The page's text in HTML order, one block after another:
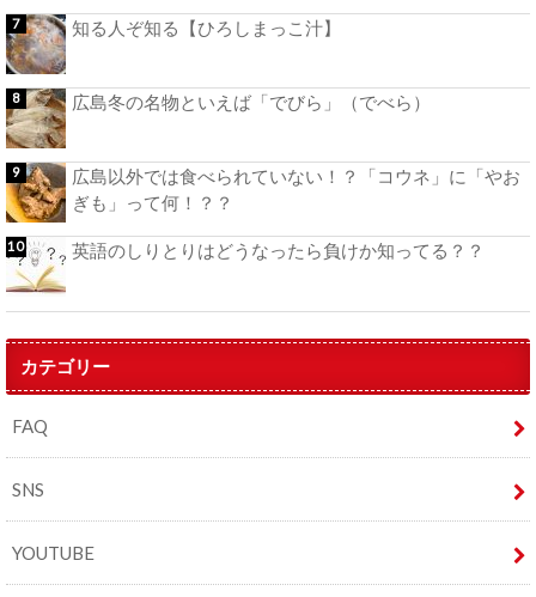
知る人ぞ知る【ひろしまっこ汁】
広島冬の名物といえば「でびら」（でべら）
広島以外では食べられていない！？「コウネ」に「やお
ぎも」って何！？？
英語のしりとりはどうなったら負けか知ってる？？
カテゴリー
FAQ
SNS
YOUTUBE